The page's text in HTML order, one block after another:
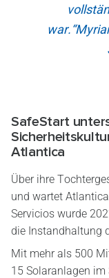
war.“
SafeStart
Atlantica
Über ihre
und wartet
Servicios wurde
die Instandhaltung
Mit mehr als 500
15 Solaranlagen